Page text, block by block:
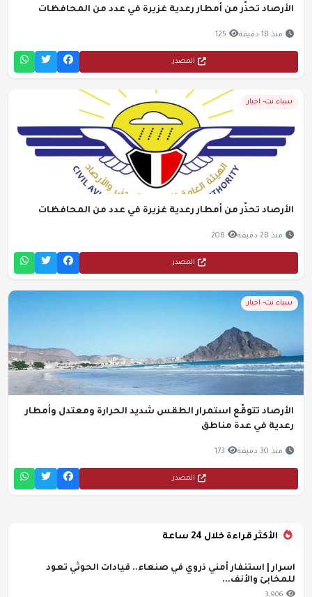
الأرصاد تحذّر من أمطار رعدية غزيرة في عدد من المحافظات
منذ 18 دقيقة 125
المصدر
سباء نت- اخبار
الأرصاد تحذّر من أمطار رعدية غزيرة في عدد من المحافظات
منذ 28 دقيقة 208
المصدر
سباء نت- اخبار
الأرصاد تتوقّع استمرار الطقس شديد الحرارة ومعتدل وأمطار
رعدية في عدة مناطق
منذ 30 دقيقة 173
المصدر
الأكثر قراءة خلال 24 ساعة
اسرار | استنفار أمني ذروي في صنعاء.. قيادات الحوثي تعود
للمخابئ والأنف...